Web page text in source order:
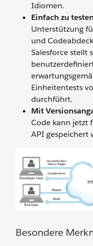
Idiomen.
Einfach zu testen
Unterstützung
und
Salesforce stellt
Einheitentests
durchführt.
Mit
Code kann jetzt
API gespeichert
Besondere